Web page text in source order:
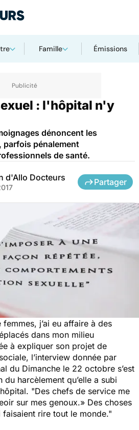
Famille Émissions
: l'hôpital n'y
dénoncent les
parfois pénalement
de santé.
d'Allo Docteurs Partager
j’ai eu affaire à des
dans mon milieu
à expliquer son projet de
l’interview donnée par
du Dimanche le 22 octobre s’est
du harcèlement qu’elle a subi
"Des chefs de service me
sur mes genoux.» Des choses
rire tout le monde."